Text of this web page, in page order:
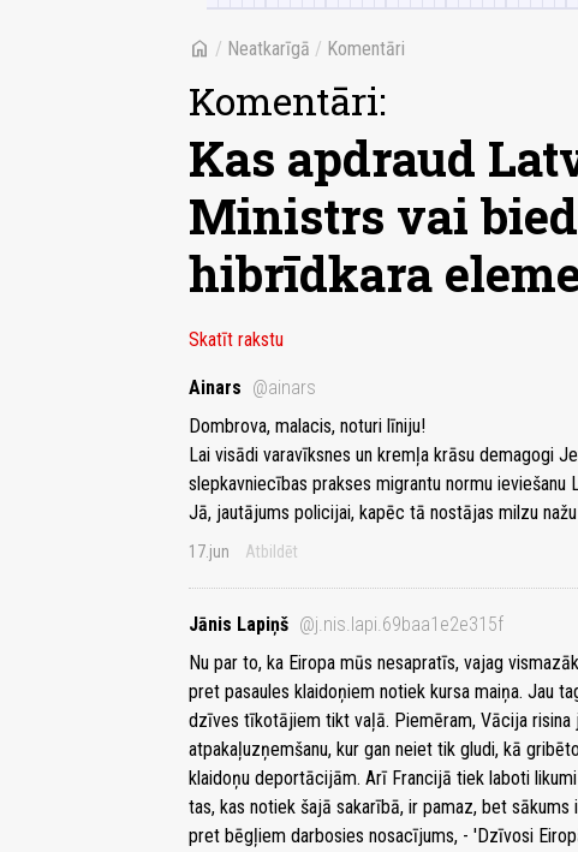
home / Neatkarīgā / Komentāri
Komentāri:
Kas apdraud
Ministrs vai
hibrīdkara
Skatīt rakstu
Ainars @ainars
Dombrova, malacis, noturi līniju!
Lai visādi varavīksnes un kremļa krāsu demagogi
slepkavniecības prakses migrantu normu ieviešanu
Jā, jautājums policijai, kapēc tā nostājas milzu
17.jun Atbildēt
Jānis Lapiņš @j.nis.lapi.69baa1e2e315f
Nu par to, ka Eiropa mūs nesapratīs, vajag
pret pasaules klaidoņiem notiek kursa maiņa. Jau
dzīves tīkotājiem tikt vaļā. Piemēram, Vācija risina
atpakaļuzņemšanu, kur gan neiet tik gludi, kā
klaidoņu deportācijām. Arī Francijā tiek laboti
tas, kas notiek šajā sakarībā, ir pamaz, bet
pret bēgļiem darbosies nosacījums, - 'Dzīvosi